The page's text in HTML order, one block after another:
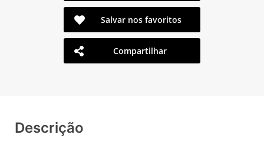
Salvar nos favoritos
Compartilhar
Descrição